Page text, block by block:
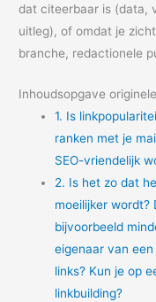
dat citeerbaar is (data,
uitleg), of omdat je
branche, redactionele
Inhoudsopgave
1. Is
ranken met je
SEO-vriendelijk
2. Is het zo dat
moeilijker wordt?
bijvoorbeeld
eigenaar van
links? Kun je op
linkbuilding?